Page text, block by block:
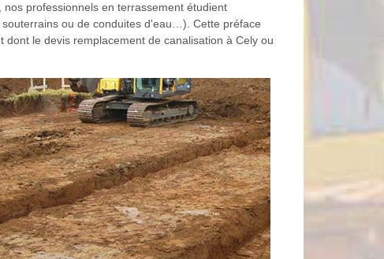
nos professionnels en terrassement étudient
ou de conduites d'eau…). Cette préface
le devis remplacement de canalisation à Cely ou